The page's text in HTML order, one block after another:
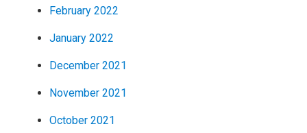
February 2022
January 2022
December 2021
November 2021
October 2021